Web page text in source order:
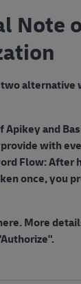
Note
two alternative
Apikey and
with
Flow: After
once, you
More